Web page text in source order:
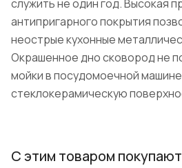
служить не один год. Высокая
антипригарного покрытия
неострые кухонные
Окрашенное дно сковород не
мойки в посудомоечной
стеклокерамическую
С этим товаром покупают